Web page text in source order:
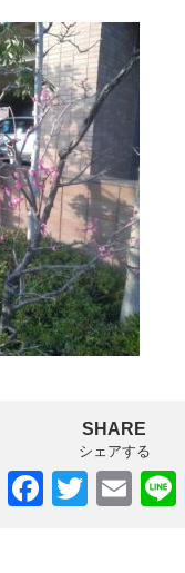
SHARE
シェアする
F
T
E